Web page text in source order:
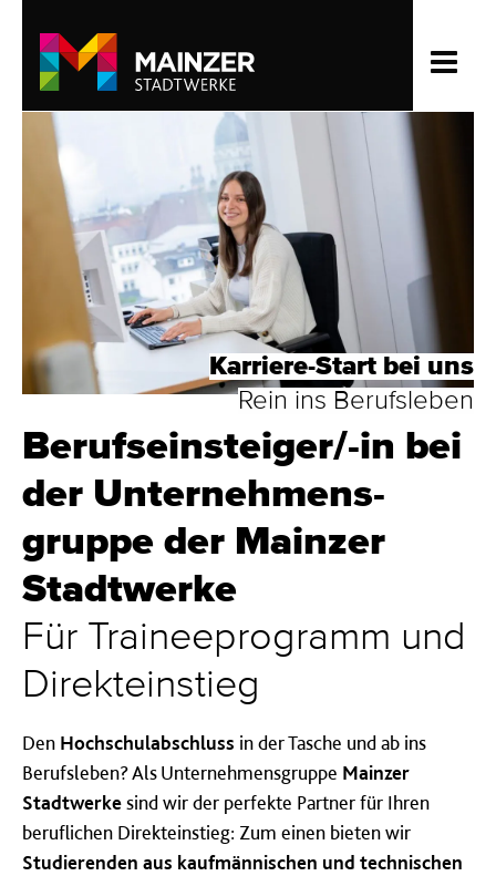
Karriere-Start bei uns
Rein ins Berufsleben
Berufs­einsteiger/-in bei
der Unternehmens­
gruppe der Mainz­er
Stadt­werke
Für Trainee­programm und
Direkt­einstieg
Den Hochschulabschluss in der Tasche und ab ins
Berufsleben? Als Unternehmensgruppe Mainzer
Stadtwerkesind wir der perfekte Partner für Ihren
beruflichen Direkteinstieg: Zum einen bieten wir
Studierenden aus kaufmännischen und technischen